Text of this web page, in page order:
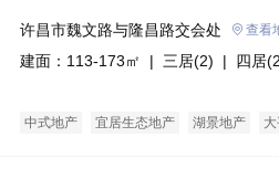
许昌市魏文路与隆昌路交会处 查看
建面：113-173㎡ | 三居(2) | 四居
中式地产 宜居生态地产 湖景地产